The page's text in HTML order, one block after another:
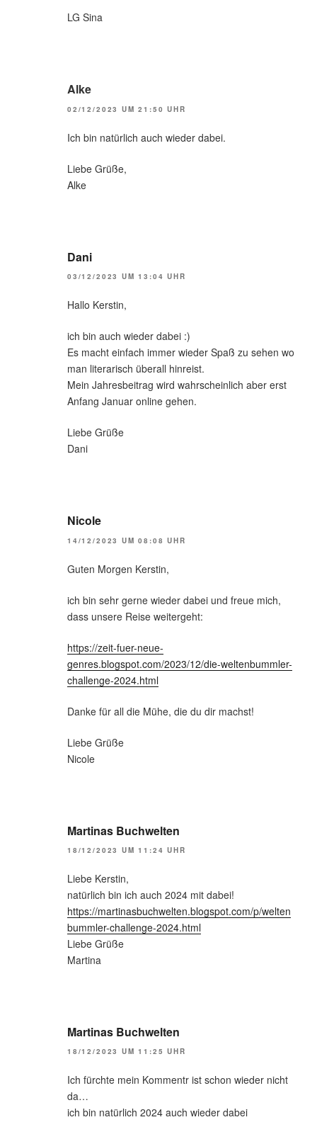
LG Sina
Alke
02/12/2023 UM 21:50 UHR
Ich bin natürlich auch wieder dabei.
Liebe Grüße,
Alke
Dani
03/12/2023 UM 13:04 UHR
Hallo Kerstin,
ich bin auch wieder dabei :)
Es macht einfach immer wieder Spaß zu sehen wo
man literarisch überall hinreist.
Mein Jahresbeitrag wird wahrscheinlich aber erst
Anfang Januar online gehen.
Liebe Grüße
Dani
Nicole
14/12/2023 UM 08:08 UHR
Guten Morgen Kerstin,
ich bin sehr gerne wieder dabei und freue mich,
dass unsere Reise weitergeht:
https://zeit-fuer-neue-
genres.blogspot.com/2023/12/die-weltenbummler-
challenge-2024.html
Danke für all die Mühe, die du dir machst!
Liebe Grüße
Nicole
Martinas Buchwelten
18/12/2023 UM 11:24 UHR
Liebe Kerstin,
natürlich bin ich auch 2024 mit dabei!
https://martinasbuchwelten.blogspot.com/p/welten
bummler-challenge-2024.html
Liebe Grüße
Martina
Martinas Buchwelten
18/12/2023 UM 11:25 UHR
Ich fürchte mein Kommentr ist schon wieder nicht
da…
ich bin natürlich 2024 auch wieder dabei